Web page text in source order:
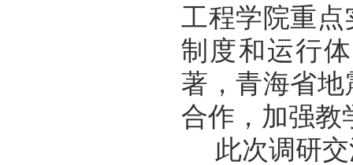
工程学院重
制度和运行
著，青海省地
合作，加强教
此次调研